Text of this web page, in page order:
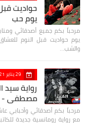
يوم حب
يوم حواديت قبل النوم
والشب…
29 يناير 2021
رواية سيد
مصطفي -
مرحباً بكم أصدقائي وأحبابي
مع رواية رومانسية جديدة